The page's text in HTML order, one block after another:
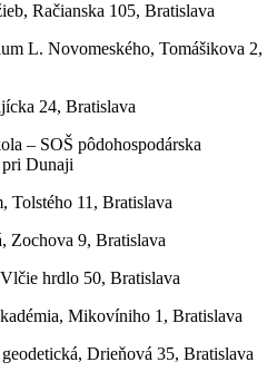
Račianska 105, Bratislava
L. Novomeského, Tomášikova 2,
24, Bratislava
– SOŠ pôdohospodárska
pri Dunaji
Tolstého 11, Bratislava
Zochova 9, Bratislava
hrdlo 50, Bratislava
Mikovíniho 1, Bratislava
Drieňová 35, Bratislava